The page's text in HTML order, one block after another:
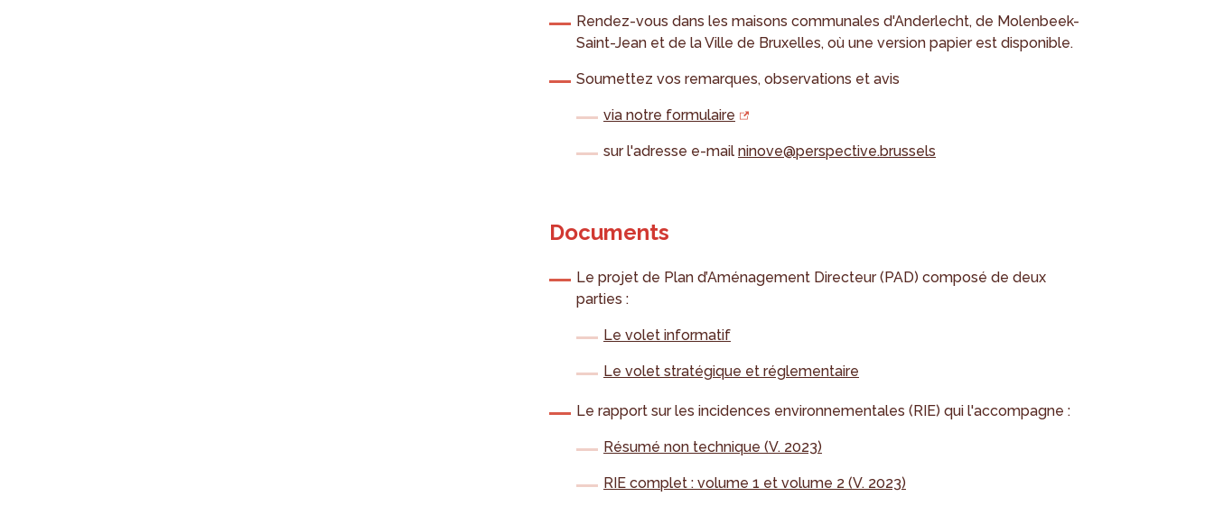
Rendez-vous dans les maisons communales d'Anderlecht, de Molenbeek-
Saint-Jean et de la Ville de Bruxelles, où une version papier est disponible.
Soumettez vos remarques, observations et avis
via notre formulaire
sur l'adresse e-mailninove@perspective.brussels
Documents
Le projet de Plan d’Aménagement Directeur (PAD) composé de deux
parties :
Le volet informatif
Le volet stratégique et réglementaire
Le rapport sur les incidences environnementales (RIE) qui l'accompagne :
Résumé non technique (V. 2023)
RIE complet : volume 1 et volume 2 (V. 2023)